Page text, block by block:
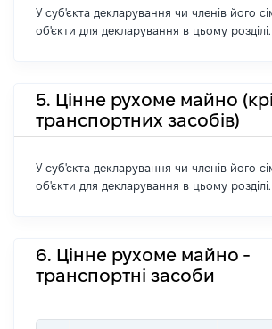
У суб'єкта декларування чи членів його
об'єкти для декларування в цьому розділі.
5. Цінне рухоме майно
транспортних засобів)
У суб'єкта декларування чи членів його
об'єкти для декларування в цьому розділі.
6. Цінне рухоме майно -
транспортні засоби